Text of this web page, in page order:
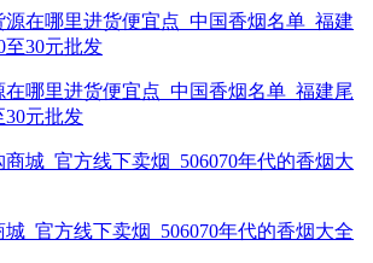
在哪里进货便宜点_中国香烟名单_福建尾
30元批发
_官方线下卖烟_506070年代的香烟大全